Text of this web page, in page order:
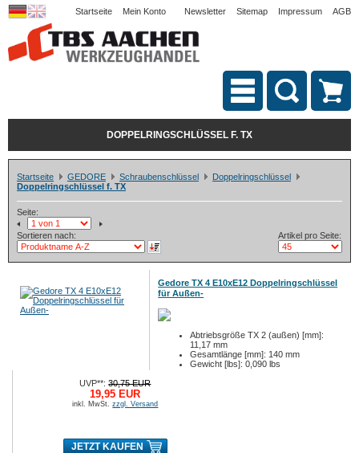
Startseite Mein Konto Newsletter Sitemap Impressum AGB
DOPPELRINGSCHLÜSSEL F. TX
Startseite GEDORE Schraubenschlüssel
Doppelringschlüssel
Doppelringschlüssel f. TX
Seite:
Sortieren nach: Artikel pro Seite:
Gedore TX 4 E10xE12 Doppelringschlüssel
für Außen-
Abtriebsgröße TX 2 (außen) [mm]:
11,17 mm
Gesamtlänge [mm]: 140 mm
Gewicht [lbs]: 0,090 lbs
UVP**:30,75 EUR
19,95 EUR
inkl. MwSt.zzgl. Versand
JETZT KAUFEN